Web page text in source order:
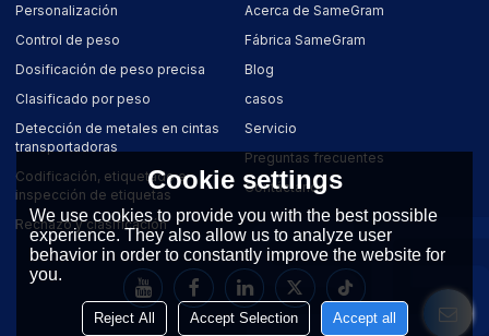
Personalización
Control de peso
Dosificación de peso precisa
Clasificado por peso
Detección de metales en cintas
transportadoras
Codificación, etiquetado e
inspección de etiquetas
Rechazo y clasificación
Acerca de SameGram
Fábrica SameGram
Blog
casos
Servicio
Preguntas frecuentes
Contáctanos
Cookie settings
We use cookies to provide you with the best possible
experience. They also allow us to analyze user
behavior in order to constantly improve the website for
you.
Reject All Accept Selection Accept all